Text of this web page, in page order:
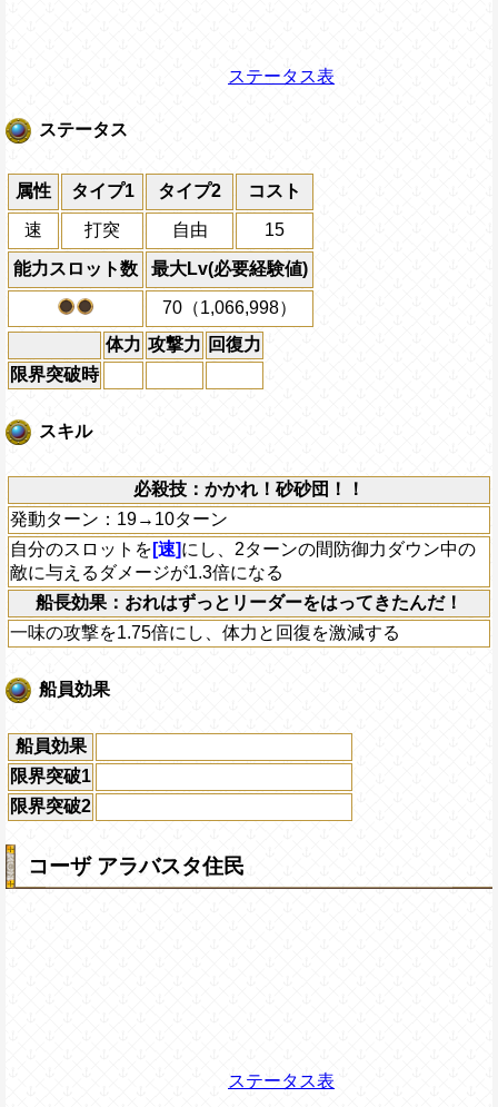
ステータス表
ステータス
属性 タイプ1 タイプ2 コスト
速 打突 自由 15
能力スロット数 最大Lv(必要経験値)
70（1,066,998）
体力 攻撃力 回復力
限界突破時
スキル
必殺技：かかれ！砂砂団！！
発動ターン：19→10ターン
自分のスロットを [速]にし、2ターンの間防御力ダウン中の
敵に与えるダメージが1.3倍になる
船長効果：おれはずっとリーダーをはってきたんだ！
一味の攻撃を1.75倍にし、体力と回復を激減する
船員効果
船員効果
限界突破1
限界突破2
コーザ アラバスタ住民
ステータス表